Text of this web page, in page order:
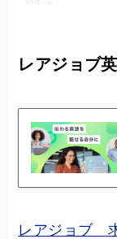
レアジョブ
レアジョブ